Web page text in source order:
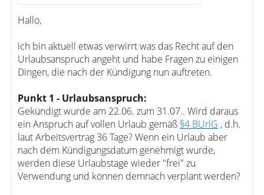
Hallo,
ich bin aktuell etwas verwirrt was das Recht auf den
Urlaubsanspruch angeht und habe Fragen zu einigen
Dingen, die nach der Kündigung nun auftreten.
Punkt 1 - Urlaubsanspruch:
Gekündigt wurde am 22.06. zum 31.07.. Wird daraus
ein Anspruch auf vollen Urlaub gemäß §4 BUrlG , d.h.
laut Arbeitsvertrag 36 Tage? Wenn ein Urlaub aber
nach dem Kündigungsdatum genehmigt wurde,
werden diese Urlaubstage wieder "frei" zu
Verwendung und können demnach verplant werden?